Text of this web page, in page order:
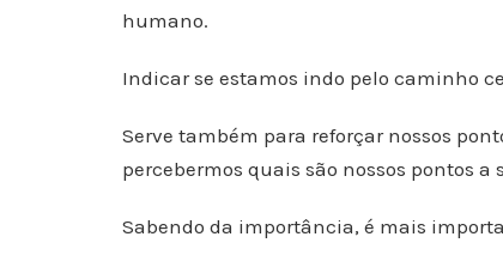
humano.
Indicar se estamos indo pelo caminho
Serve também para reforçar nossos
percebermos quais são nossos pontos a
Sabendo da importância, é mais